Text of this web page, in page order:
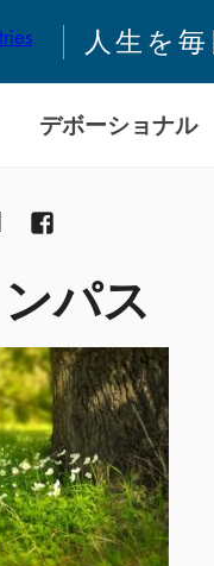
人生を
デボーショナル
YouTubeFacebook
パス